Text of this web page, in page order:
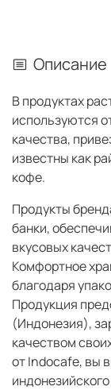
Описание
В продуктах
используются
качества,
известны как
кофе.
Продукты
банки,
вкусовых
Комфортное
благодаря
Продукция
(Индонезия),
качеством
от Indocafe, вы